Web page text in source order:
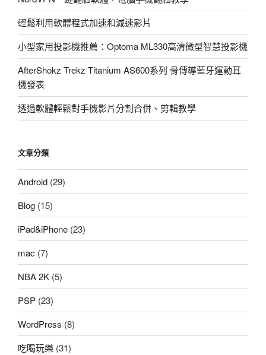
輕鬆利用軟體程式加速和減速影片
小型家用投影機推薦：Optoma ML330高清微型智慧投影機
AfterShokz Trekz Titanium AS600系列 骨傳導藍牙運動耳
機發表
透過軟體輕鬆對手機影片分割合併、剪輯教學
文章分類
Android (29)
Blog (15)
iPad&iPhone (23)
mac (7)
NBA 2K (5)
PSP (23)
WordPress (8)
吃喝玩樂 (31)